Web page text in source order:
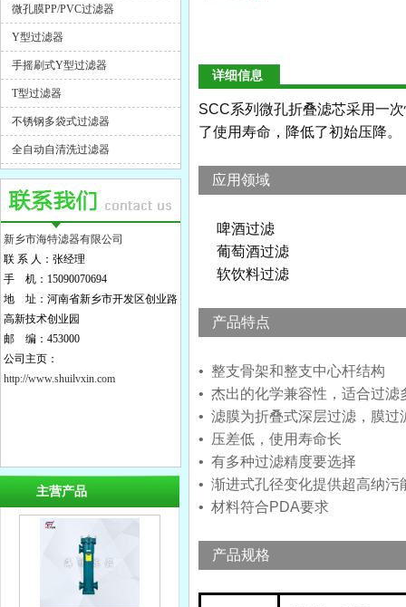
效声明
微孔膜PP/PVC过滤器
Y型过滤器
手摇刷式Y型过滤器
T型过滤器
不锈钢多袋式过滤器
全自动自清洗过滤器
新乡市海特滤器有限公司
联 系 人：张经理
手 机：15090070694
地 址：河南省新乡市开发区创业路
高新技术创业园
邮 编：453000
公司主页：
http://www.shuilvxin.com
主营产品
详细信息
SCC系列微孔折叠滤芯采用一
了使用寿命，降低了初始压降。
应用领域
啤酒过滤
葡萄酒过滤
软饮料过滤
产品特点
• 整支骨架和整支中心杆结构
• 杰出的化学兼容性，适合过滤
• 滤膜为折叠式深层过滤，膜过
• 压差低，使用寿命长
• 有多种过滤精度要选择
• 渐进式孔径变化提供超高纳污
• 材料符合PDA要求
产品规格